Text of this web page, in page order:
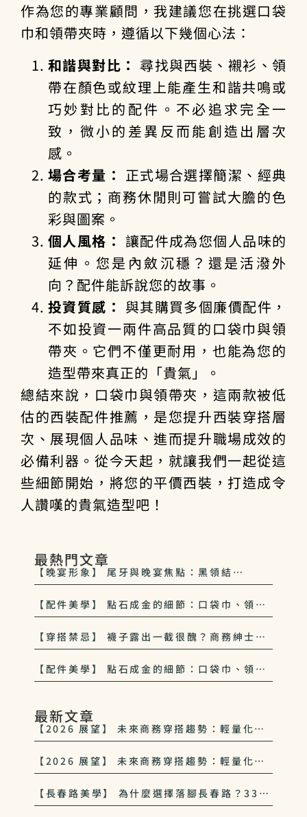
作為您的專業顧問，我建議您在挑選口袋
巾和領帶夾時，遵循以下幾個心法：
和諧與對比： 尋找與西裝、襯衫、領
帶在顏色或紋理上能產生和諧共鳴或
巧妙對比的配件。不必追求完全一
致，微小的差異反而能創造出層次
感。
場合考量： 正式場合選擇簡潔、經典
的款式；商務休閒則可嘗試大膽的色
彩與圖案。
個人風格： 讓配件成為您個人品味的
延伸。您是內斂沉穩？還是活潑外
向？配件能訴說您的故事。
投資質感： 與其購買多個廉價配件，
不如投資一兩件高品質的口袋巾與領
帶夾。它們不僅更耐用，也能為您的
造型帶來真正的「貴氣」。
總結來說，口袋巾與領帶夾，這兩款被低
估的西裝配件推薦 ，是您提升西裝穿搭層
次、展現個人品味、進而提升職場成效的
必備利器。從今天起，就讓我們一起從這
些細節開始，將您的平價西裝，打造成令
人讚嘆的貴氣造型吧！
最熱門文章
【晚宴形象】 尾牙與晚宴焦點：黑領結
（Black Tie）與正式場合的穿著禮儀
【配件美學】 點石成金的細節：口袋巾、領帶
夾如何為平價西裝增添貴氣
【穿搭禁忌】 襪子露出一截很醜？商務紳士絕
對不能踩的 3 條底線
【配件美學】 點石成金的細節：口袋巾、領帶
夾如何為平價西裝增添貴氣
最新文章
【2026 展望】 未來商務穿搭趨勢：輕量化、
多功能與 33西服 的永續美學
【2026 展望】 未來商務穿搭趨勢：輕量化、
多功能與 33西服 的永續美學
【長春路美學】 為什麼選擇落腳長春路？33西
服對中山區紳士文化的致敬